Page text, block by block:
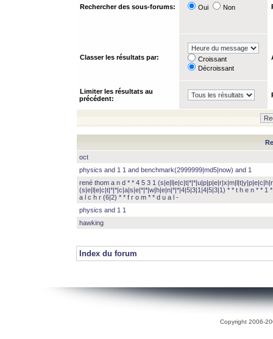
Rechercher des sous-forums: Oui Non
Classer les résultats par:
Croissant
Décroissant
Limiter les résultats au
précédent:
oct
physics and 1 1 and benchmark(2999999|md5|now) and 1
rené thom a n d * * 4 5 3 1
(s|e|l|e|c|t|*|*|c|a|s|e|*|*|w|h|e|n|*|*|4|5|3|1|4|5|3|1) * * t h e n * * 1
a l c h r (6|2) * * f r o m * * d u a l -
physics and 1 1
hawking
Index du forum
Copyright 2006-